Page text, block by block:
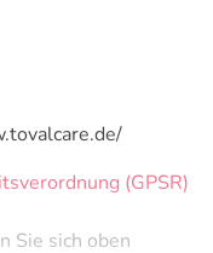
(GPSR)
Sie sich oben